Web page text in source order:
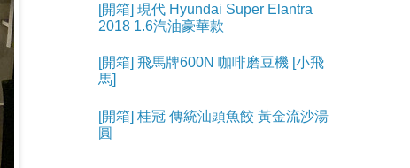
[開箱] 現代 Hyundai Super Elantra
2018 1.6汽油豪華款
[開箱] 飛馬牌600N 咖啡磨豆機 [小飛
馬]
[開箱] 桂冠 傳統汕頭魚餃 黃金流沙湯
圓